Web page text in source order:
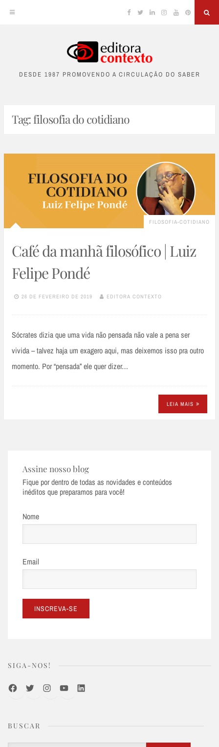
content
Facebook
TwitterLinkedinInstagram
YouTubePinterest
DESDE 1987 PROMOVENDO A CIRCULAÇÃO DO SABER
Tag:filosofia do cotidiano
FILOSOFIA-COTIDIANO
Café da manhã filosófico | Luiz
Felipe Pondé
26 DE FEVEREIRO DE 2019 EDITORA CONTEXTO
Sócrates dizia que uma vida não pensada não vale a pena ser
vivida – talvez haja um exagero aqui, mas deixemos isso pra outro
momento. Por “pensada” ele quer dizer…
LEIA MAIS
Assine nosso blog
Fique por dentro de todas as novidades e conteúdos
inéditos que preparamos para você!
Nome
Email
SIGA-NOS!
FacebookTwitterInstagramYoutubeLinkedIn
BUSCAR